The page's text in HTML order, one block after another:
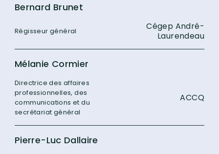
Bernard Brunet
Régisseur général
Cégep André-
Laurendeau
Mélanie Cormier
Directrice des affaires
professionnelles, des
communications et du
secrétariat général
ACCQ
Pierre-Luc Dallaire